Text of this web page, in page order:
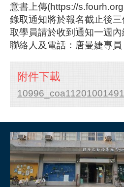
意書上傳(https://
錄取通知將於報名截止後
取學員請於收到通知一週
聯絡人及電話：唐曼婕專
附件下載